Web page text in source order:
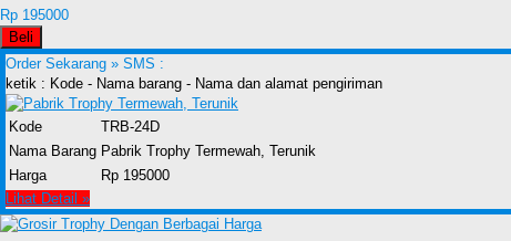
Rp 195000
Beli
Order Sekarang » SMS :
ketik : Kode - Nama barang - Nama dan alamat pengiriman
Kode
TRB-24D
Nama Barang Pabrik Trophy Termewah, Terunik
Harga
Rp 195000
Lihat Detail »